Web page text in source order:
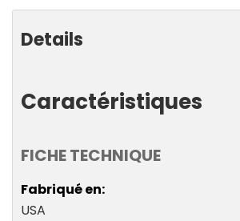
que
Details
Caractéristiques
FICHE TECHNIQUE
Fabriqué en
USA